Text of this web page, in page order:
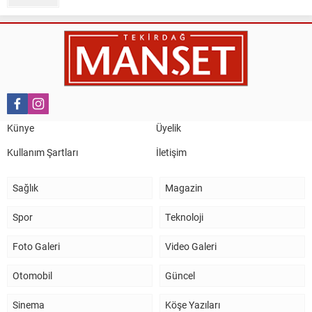
Nail Kazanç
10 Mart 2023 21:36
HAYDİ TEKİRDAĞ MAÇA !!!!
TEKİRDAĞ İL EMNİYET MÜDÜRÜMÜZE HAYIRLI OLSUN
Künye
Üyelik
Kullanım Şartları
İletişim
Sağlık Magazin
Spor Teknoloji
Foto Galeri Video Galeri
Otomobil Güncel
Sinema Köşe Yazıları